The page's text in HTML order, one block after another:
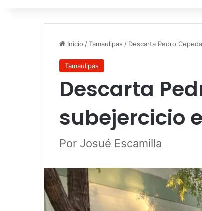
Inicio /Tamaulipas / Descarta Pedro
Tamaulipas
Descarta
subejercicio
Por Josué Escamilla